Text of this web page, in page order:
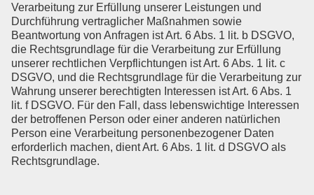
Verarbeitung zur Erfüllung unserer Leistungen und
Durchführung vertraglicher Maßnahmen sowie
Beantwortung von Anfragen ist Art. 6 Abs. 1 lit. b DSGVO,
die Rechtsgrundlage für die Verarbeitung zur Erfüllung
unserer rechtlichen Verpflichtungen ist Art. 6 Abs. 1 lit. c
DSGVO, und die Rechtsgrundlage für die Verarbeitung zur
Wahrung unserer berechtigten Interessen ist Art. 6 Abs. 1
lit. f DSGVO. Für den Fall, dass lebenswichtige Interessen
der betroffenen Person oder einer anderen natürlichen
Person eine Verarbeitung personenbezogener Daten
erforderlich machen, dient Art. 6 Abs. 1 lit. d DSGVO als
Rechtsgrundlage.